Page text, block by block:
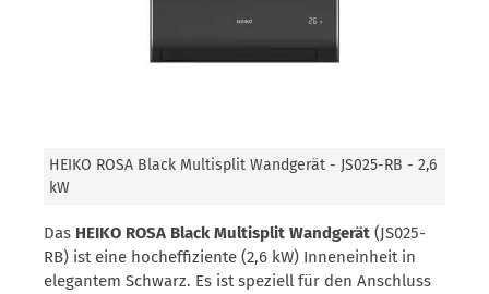
HEIKO ROSA Black Multisplit Wandgerät - JS025-RB - 2,6
kW
Das HEIKO ROSA Black Multisplit Wandgerät (JS025-
RB) ist eine hocheffiziente (2,6 kW) Inneneinheit in
elegantem Schwarz. Es ist speziell für den Anschluss